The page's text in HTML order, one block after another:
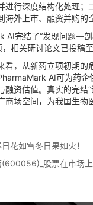
进行深度结构化处理；
海外上市、融资并购的
完结了“发现问题—剖
相关研讨论文已投稿
，从新药立项初期的危
AI可为药企
融资估值。真实的完
商场空间，为我国生物
花如雪冬日果如火！
(600056)_股票在市场